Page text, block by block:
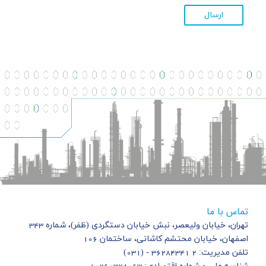
ارسال
تماس با ما
تهران، خیابان ولیعصر، نبش خیابان دستگردی (ظفر)، شماره 343
اصفهان، خیابان محتشم کاشانی، ساختمان 106
تلفن مدیریت: 2 36284341 - (031)